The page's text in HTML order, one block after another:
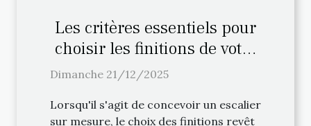
Les critères essentiels pour
choisir les finitions de votre
escalier sur mesure
Dimanche 21/12/2025
Lorsqu'il s'agit de concevoir un escalier
sur mesure, le choix des finitions revêt